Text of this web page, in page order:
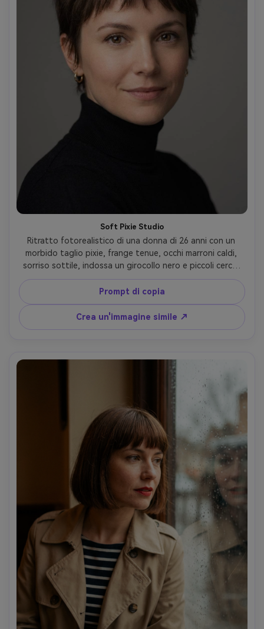
Soft Pixie Studio
Ritratto fotorealistico di una donna di 26 anni con un
morbido taglio pixie, frange tenue, occhi marroni caldi,
sorriso sottile, indossa un girocollo nero e piccoli cerchi
dorati, sfondo di studio grigio pulito, luce chiave softbox
con riempimento delicato, Canon EOS R5, 85mm f/1.4,
profondità di campo bassa, cornice testa e spalle
strette, umore calmo e sicuro, texture naturale della pelle
e dettagli di capelli fini, messa a fuoco nitida, alta
Prompt di copia
Crea un'immagine simile ↗